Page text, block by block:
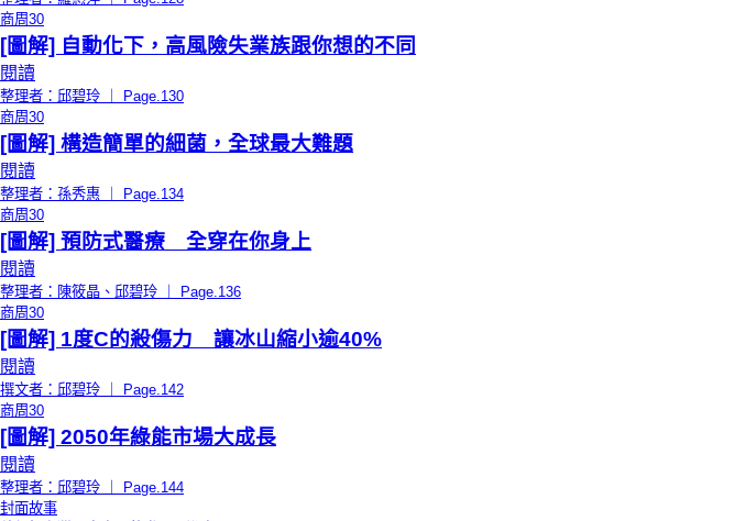
商周30
[圖解] 自動化下，高風險失業族跟你想的不同
閱讀
整理者：邱碧玲 ｜ Page.130
商周30
[圖解] 構造簡單的細菌，全球最大難題
閱讀
整理者：孫秀惠 ｜ Page.134
商周30
[圖解] 預防式醫療 全穿在你身上
閱讀
整理者：陳筱晶、邱碧玲 ｜ Page.136
商周30
[圖解] 1度C的殺傷力 讓冰山縮小逾40%
閱讀
撰文者：邱碧玲 ｜ Page.142
商周30
[圖解] 2050年綠能市場大成長
閱讀
整理者：邱碧玲 ｜ Page.144
封面故事